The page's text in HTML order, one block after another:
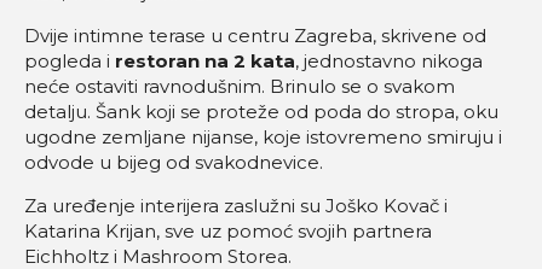
Dvije intimne terase u centru Zagreba, skrivene od
pogleda i restoran na 2 kata, jednostavno nikoga
neće ostaviti ravnodušnim. Brinulo se o svakom
detalju. Šank koji se proteže od poda do stropa, oku
ugodne zemljane nijanse, koje istovremeno smiruju i
odvode u bijeg od svakodnevice.
Za uređenje interijera zaslužni su Joško Kovač i
Katarina Krijan, sve uz pomoć svojih partnera
Eichholtz i Mashroom Storea.